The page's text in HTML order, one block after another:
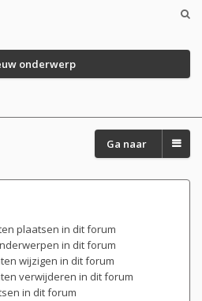
onderwerp
Ga naar
plaatsen in dit forum
in dit forum
wijzigen in dit forum
verwijderen in dit forum
in dit forum